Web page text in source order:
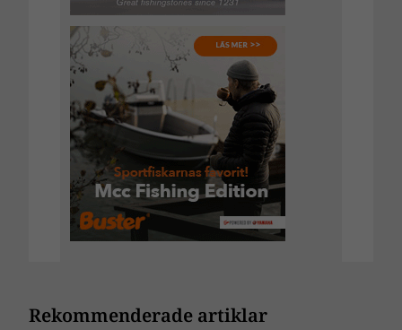
Rekommenderade artiklar